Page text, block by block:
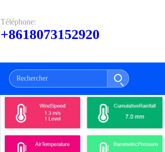
Téléphone:
+8618073152920